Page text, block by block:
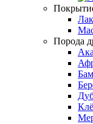
Лак
Порода